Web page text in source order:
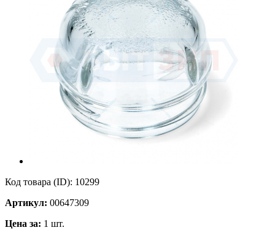
Код товара (ID): 10299
Артикул: 00647309
Цена за: 1 шт.